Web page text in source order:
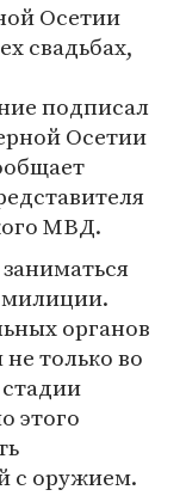
Осетии
свадьбах,
подписал
Осетии
МВД.
милиции.
органов
только во
этого
с оружием.